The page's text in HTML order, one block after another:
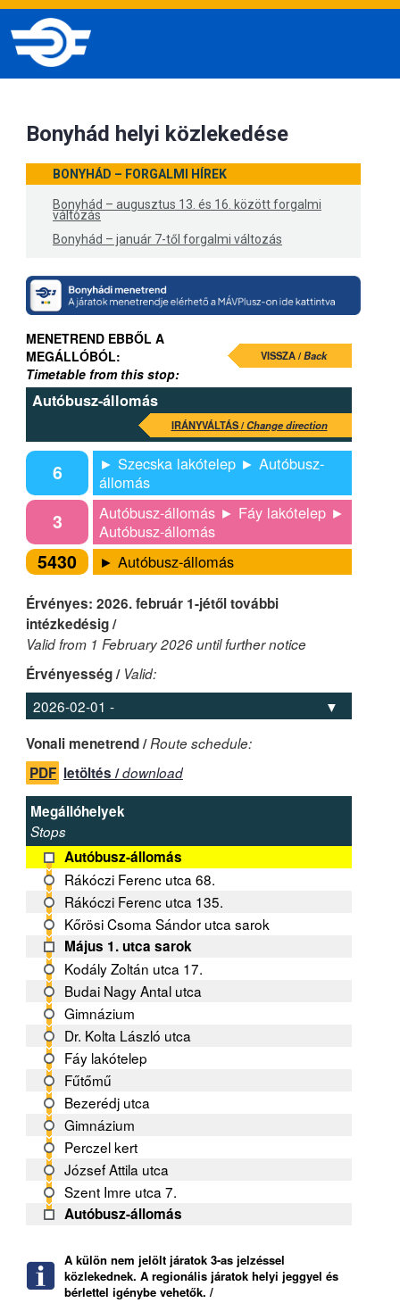
Bonyhád helyi közlekedése
BONYHÁD – FORGALMI HÍREK
Bonyhád – augusztus 13. és 16. között forgalmi
változás
Bonyhád – január 7-től forgalmi változás
MENETREND EBBŐL A
MEGÁLLÓBÓL:
Timetable from this stop:
VISSZA /Back
Autóbusz-állomás
IRÁNYVÁLTÁS /Change direction
6
► Szecska lakótelep ► Autóbusz-
állomás
3
Autóbusz-állomás ► Fáy lakótelep ►
Autóbusz-állomás
5430 ► Autóbusz-állomás
Érvényes: 2026. február 1-jétől további
intézkedésig /
Valid from 1 February 2026 until further notice
Érvényesség / Valid:
Vonali menetrend /Route schedule:
PDF letöltés /download
Megállóhelyek
Stops
Autóbusz-állomás
Rákóczi Ferenc utca 68.
Rákóczi Ferenc utca 135.
Kőrösi Csoma Sándor utca sarok
Május 1. utca sarok
Kodály Zoltán utca 17.
Budai Nagy Antal utca
Gimnázium
Dr. Kolta László utca
Fáy lakótelep
Fűtőmű
Bezerédj utca
Gimnázium
Perczel kert
József Attila utca
Szent Imre utca 7.
Autóbusz-állomás
A külön nem jelölt járatok 3-as jelzéssel
közlekednek. A regionális járatok helyi jeggyel és
bérlettel igénybe vehetők. /